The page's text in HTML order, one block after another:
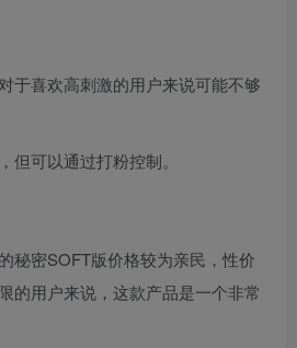
于喜欢高刺激的用户来说可能不够
但可以通过打粉控制。
秘密SOFT版价格较为亲民，性价
的用户来说，这款产品是一个非常